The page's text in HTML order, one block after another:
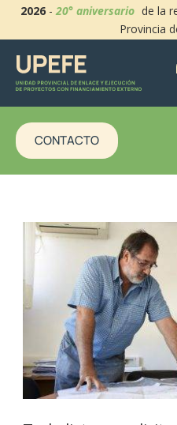
2026-20° aniversario de la
Provincia
CONTACTO